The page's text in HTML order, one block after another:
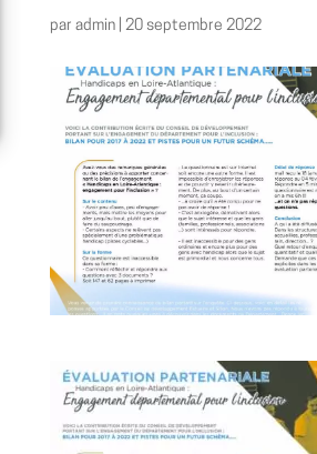
par admin| 20 septembre 2022